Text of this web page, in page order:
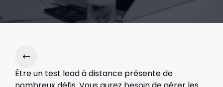
Être un test lead à distance présente de